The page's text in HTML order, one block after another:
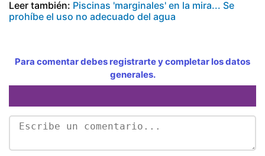
Leer también: Piscinas 'marginales' en la mira... Se
prohíbe el uso no adecuado del agua
Para comentar debes registrarte y completar los datos
generales.